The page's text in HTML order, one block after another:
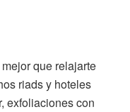
que relajarte
riads y hoteles
exfoliaciones con